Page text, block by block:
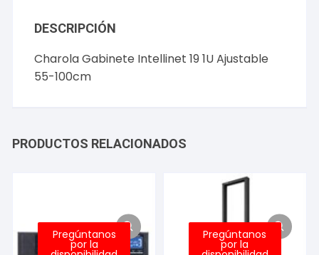
DESCRIPCIÓN
Charola Gabinete Intellinet 19 1U Ajustable
55-100cm
PRODUCTOS RELACIONADOS
Pregúntanos
por la
Pregúntanos
por la